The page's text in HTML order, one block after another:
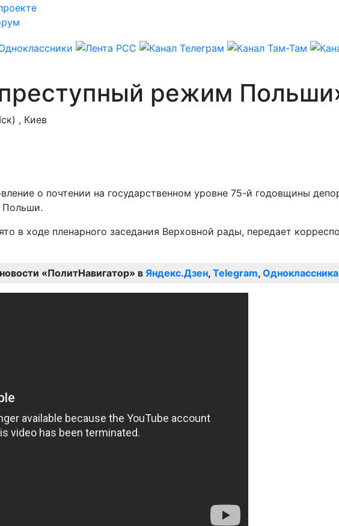
режим
, Киев
о почтении на государственном уровне 75-й годовщины
Польши.
в ходе пленарного заседания Верховной рады, передает
«ПолитНавигатор» в Яндекс.Дзен, Telegram,